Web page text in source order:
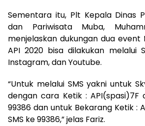
Sementara itu, Plt Kepala Dinas
dan Pariwisata Muba,
menjelaskan dukungan dua event
API 2020 bisa dilakukan melalui
Instagram, dan Youtube.
“Untuk melalui SMS yakni untuk
dengan cara Ketik : API(spasi)7F
99386 dan untuk Bekarang Ketik :
SMS ke 99386,” jelas Fariz.